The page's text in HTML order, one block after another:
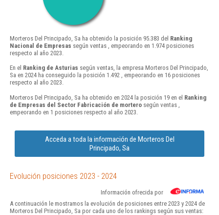
Morteros Del Principado, Sa ha obtenido la posición 95.383 del Ranking
Nacional de Empresas según ventas , empeorando en 1.974 posiciones
respecto al año 2023.
En el Ranking de Asturias según ventas, la empresa Morteros Del Principado,
Sa en 2024 ha conseguido la posición 1.492 , empeorando en 16 posiciones
respecto al año 2023.
Morteros Del Principado, Sa ha obtenido en 2024 la posición 19 en el Ranking
de Empresas del Sector Fabricación de mortero según ventas ,
empeorando en 1 posiciones respecto al año 2023.
Acceda a toda la información de Morteros Del
Principado, Sa
Evolución posiciones 2023 - 2024
Información ofrecida por
A continuación le mostramos la evolución de posiciones entre 2023 y 2024 de
Morteros Del Principado, Sa por cada uno de los rankings según sus ventas: